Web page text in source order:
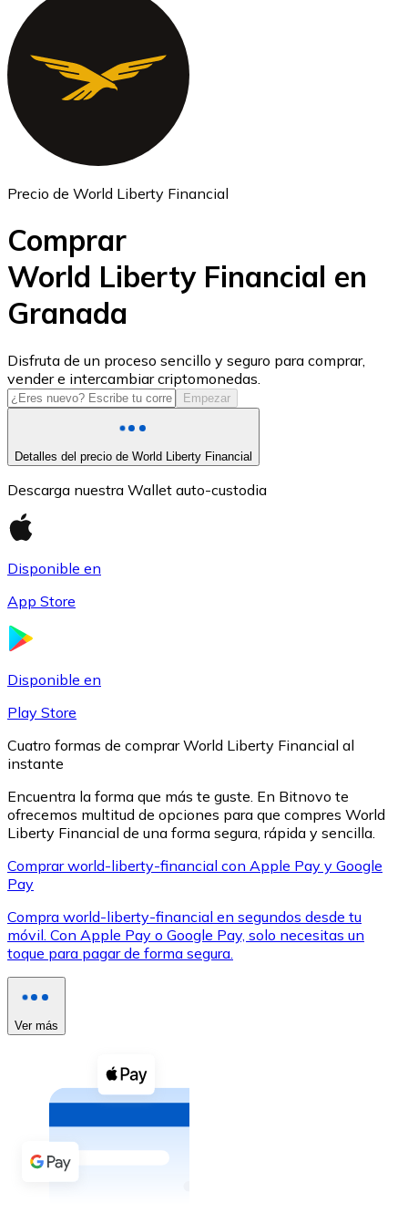
Ethereum
ETH
USD Coin
USDC
Ver todo
Efectivo
Compra criptomonedas con efectivo en tu tienda más
Transferencia SEPA
Comprar con Transferencia
Precio de World Liberty Financial
Comprar
World Liberty Financial en
Granada
Disfruta de un proceso sencillo y seguro para comprar,
vender e intercambiar criptomonedas.
Empezar
Detalles del precio de World Liberty Financial
Descarga nuestra Wallet auto-custodia
Disponible en
App Store
Disponible en
Play Store
Cuatro formas de comprar World Liberty Financial al
instante
Encuentra la forma que más te guste. En Bitnovo te
ofrecemos multitud de opciones para que compres World
Liberty Financial de una forma segura, rápida y sencilla.
Comprar world-liberty-financial con Apple Pay y Google
Pay
Compra world-liberty-financial en segundos desde tu
móvil. Con Apple Pay o Google Pay, solo necesitas un
toque para pagar de forma segura.
Ver más